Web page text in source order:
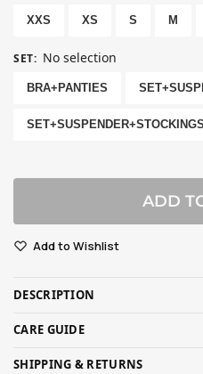
XXS XS S M
SET: No selection
BRA+PANTIES
SET+SUSPENDER+STOCKINGS
ADD
Add to Wishlist
DESCRIPTION
CARE GUIDE
SHIPPING & RETURNS